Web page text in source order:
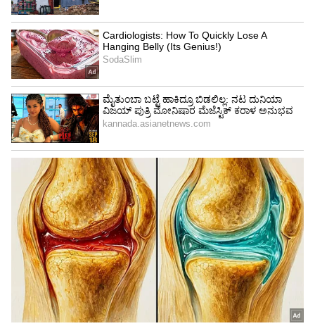
4
7
Image Credit :Asianet News